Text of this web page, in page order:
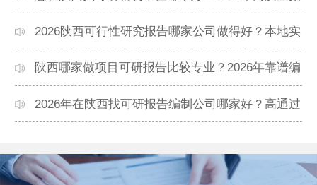
告机构推荐
2026陕西可行性研究报告哪家公司做得好？本地实
力机构排名
陕西哪家做项目可研报告比较专业？2026年靠谱编
制单位推荐
2026年在陕西找可研报告编制公司哪家好？高通过